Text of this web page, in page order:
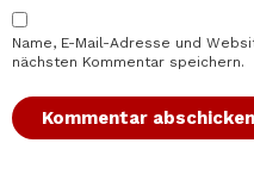
Name, E-Mail-Adresse und
nächsten Kommentar speichern.